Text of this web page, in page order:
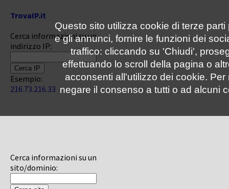
TrovaIP.it
Cerca informazioni su un
indirizzo IP:
Esempio:
216.73.216.33
Cerca informazioni su un
sito/dominio:
Questo sito utilizza cookie di terze
e gli annunci, fornire le funzioni dei
traffico: cliccando su 'Chiudi',
effettuando lo scroll della pagina o
acconsenti all'utilizzo dei cookie.
negare il consenso a tutti o ad alcuni